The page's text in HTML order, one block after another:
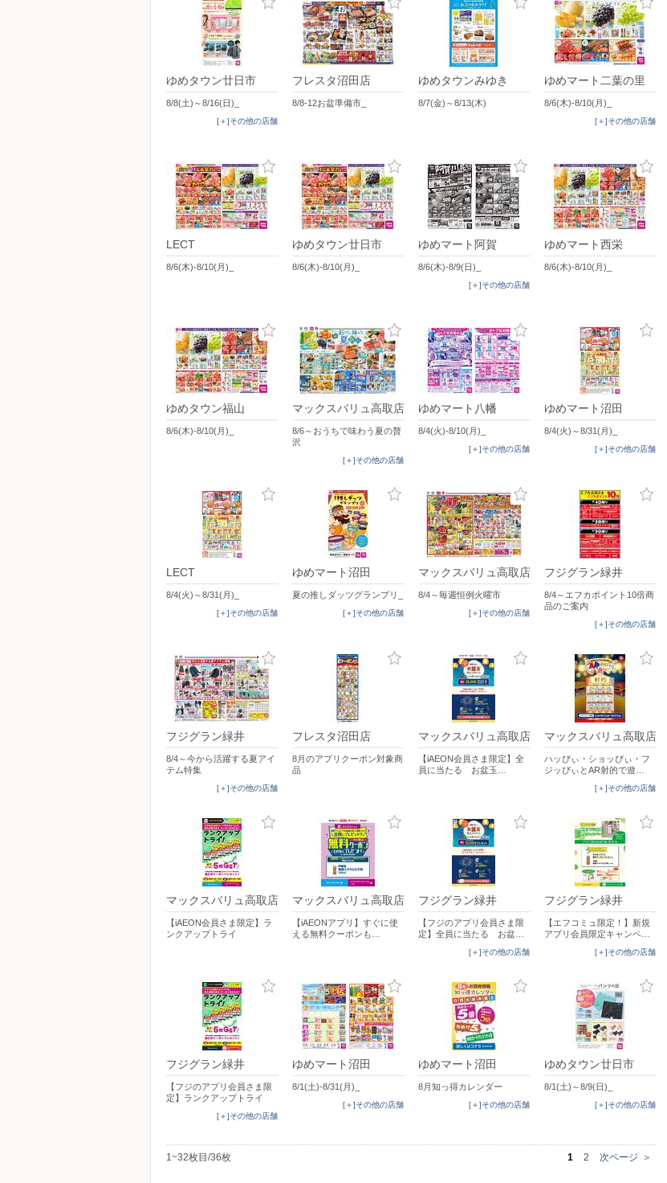
ゆめタウン廿日市
8/8(土)～8/16(日)_
[＋]その他の店舗
フレスタ沼田店
8/8-12お盆準備市_
ゆめタウンみゆき
8/7(金)～8/13(木)
ゆめマート二葉の里
8/6(木)-8/10(月)_
[＋]その他の店舗
LECT
8/6(木)-8/10(月)_
ゆめタウン廿日市
8/6(木)-8/10(月)_
ゆめマート阿賀
8/6(木)-8/9(日)_
[＋]その他の店舗
ゆめマート西栄
8/6(木)-8/10(月)_
ゆめタウン福山
8/6(木)-8/10(月)_
マックスバリュ高取店
8/6～おうちで味わう夏の贅
沢
[＋]その他の店舗
ゆめマート八幡
8/4(火)-8/10(月)_
[＋]その他の店舗
ゆめマート沼田
8/4(火)～8/31(月)_
[＋]その他の店舗
LECT
8/4(火)～8/31(月)_
[＋]その他の店舗
ゆめマート沼田
夏の推しダッツグランプリ_
[＋]その他の店舗
マックスバリュ高取店
8/4～毎週恒例火曜市
[＋]その他の店舗
フジグラン緑井
8/4～エフカポイント10倍商
品のご案内
[＋]その他の店舗
フジグラン緑井
8/4～今から活躍する夏アイ
テム特集
[＋]その他の店舗
フレスタ沼田店
8月のアプリクーポン対象商
品
マックスバリュ高取店
【iAEON会員さま限定】全
員に当たる お盆玉…
マックスバリュ高取店
ハッぴぃ・ショッぴぃ・フ
ジッぴぃとAR射的で遊…
[＋]その他の店舗
マックスバリュ高取店
【iAEON会員さま限定】ラ
ンクアップトライ
マックスバリュ高取店
【iAEONアプリ】すぐに使
える無料クーポンも…
フジグラン緑井
【フジのアプリ会員さま限
定】全員に当たる お盆…
[＋]その他の店舗
フジグラン緑井
【エフコミュ限定！】新規
アプリ会員限定キャンペ…
[＋]その他の店舗
フジグラン緑井
【フジのアプリ会員さま限
定】ランクアップトライ
[＋]その他の店舗
ゆめマート沼田
8/1(土)-8/31(月)_
[＋]その他の店舗
ゆめマート沼田
8月知っ得カレンダー
[＋]その他の店舗
ゆめタウン廿日市
8/1(土)～8/9(日)_
[＋]その他の店舗
1~32枚目/36枚 1 2 次ページ ＞